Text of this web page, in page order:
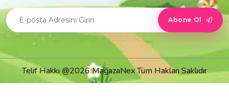
Abone Ol
Telif Hakkı @2026 MağazaNex Tüm Hakları Saklıdır